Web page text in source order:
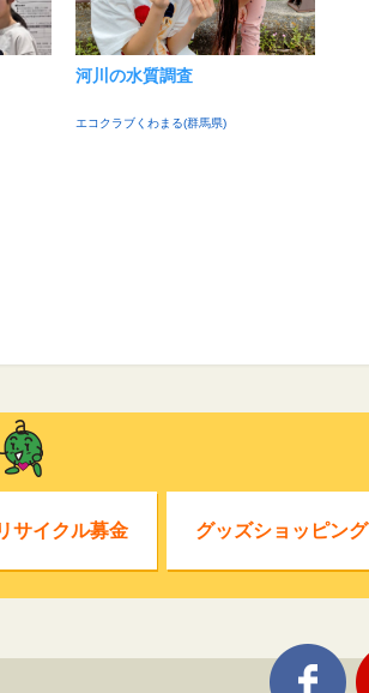
河川の水質調査
エコクラブくわまる(群馬県)
サイクル募金 グッズショッピング